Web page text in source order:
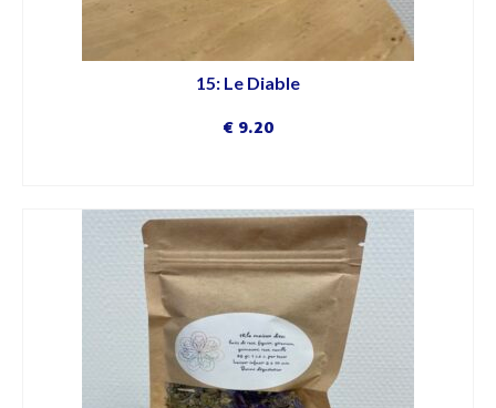
15: Le Diable
€9.20